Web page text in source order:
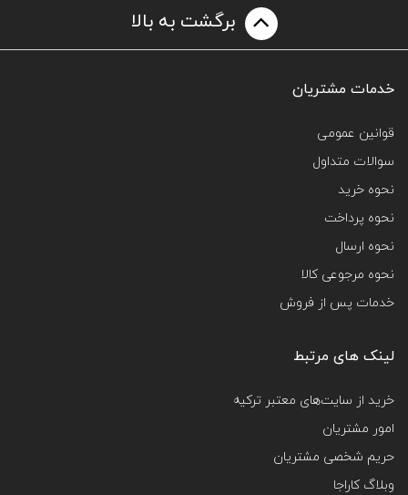
برگشت به بالا
خدمات مشتریان
قوانین عمومی
سوالات متداول
نحوه خرید
نحوه پرداخت
نحوه ارسال
نحوه مرجوعی کالا
خدمات پس از فروش
لینک های مرتبط
خرید از سایت‌های معتبر ترکیه
امور مشتریان
حریم شخصی مشتریان
وبلاگ کاراجا